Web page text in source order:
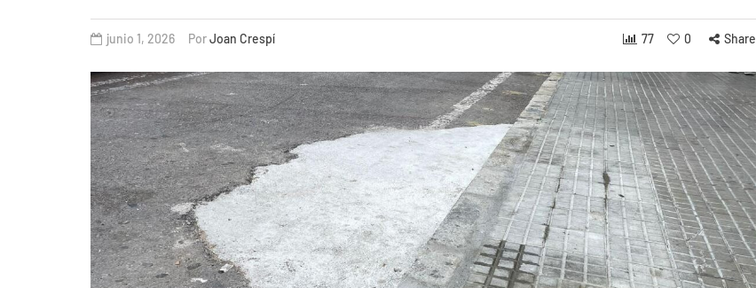
junio 1, 2026 PorJoan Crespí 77 0 Share